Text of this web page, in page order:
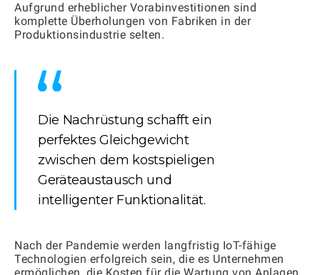
Aufgrund erheblicher Vorabinvestitionen sind
komplette Überholungen von Fabriken in der
Produktionsindustrie selten.
Die Nachrüstung schafft ein
perfektes Gleichgewicht
zwischen dem kostspieligen
Geräteaustausch und
intelligenter Funktionalität.
Nach der Pandemie werden langfristig IoT-fähige
Technologien erfolgreich sein, die es Unternehmen